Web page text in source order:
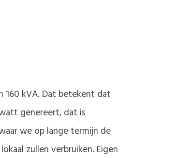
160 kVA. Dat betekent dat
genereert, dat is
we op lange termijn de
zullen verbruiken. Eigen